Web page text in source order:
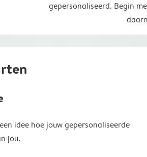
gepersonaliseerd. Begin
idee hoe jouw gepersonaliseerde
jou.